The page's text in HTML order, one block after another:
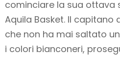
cominciare la sua ottava
Aquila Basket. Il capitano
che non ha mai saltato
i colori bianconeri,